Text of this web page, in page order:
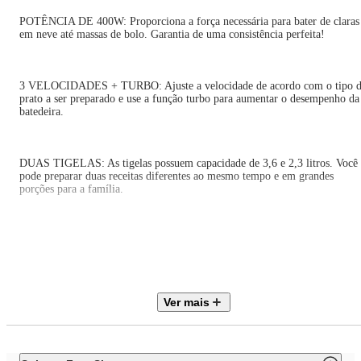
POTÊNCIA DE 400W: Proporciona a força necessária para bater de claras
em neve até massas de bolo. Garantia de uma consistência perfeita!
3 VELOCIDADES + TURBO: Ajuste a velocidade de acordo com o tipo
prato a ser preparado e use a função turbo para aumentar o desempenho da
batedeira.
DUAS TIGELAS: As tigelas possuem capacidade de 3,6 e 2,3 litros. Você
pode preparar duas receitas diferentes ao mesmo tempo e em grandes
porções para a família.
BATEDORES EM AÇO CROMADO: Misturam todos os ingredientes em
Ver mais